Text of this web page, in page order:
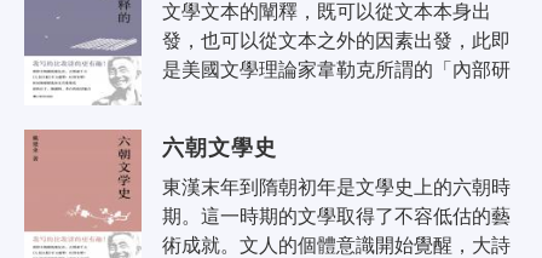
文學文本的闡釋，既可以從文本本身出
發，也可以從文本之外的因素出發，此即
是美國文學理論家韋勒克所謂的「內部研
六朝文學史
東漢末年到隋朝初年是文學史上的六朝時
期。這一時期的文學取得了不容低估的藝
術成就。文人的個體意識開始覺醒，大詩